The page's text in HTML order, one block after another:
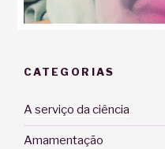
CATEGORIAS
A serviço da ciência
Amamentação